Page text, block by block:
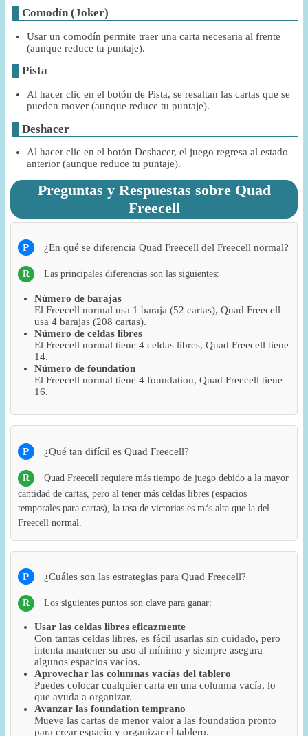
Comodín (Joker)
Usar un comodín permite traer una carta necesaria al frente
(aunque reduce tu puntaje).
Pista
Al hacer clic en el botón de Pista, se resaltan las cartas que se
pueden mover (aunque reduce tu puntaje).
Deshacer
Al hacer clic en el botón Deshacer, el juego regresa al estado
anterior (aunque reduce tu puntaje).
Preguntas y Respuestas sobre Quad
Freecell
P ¿En qué se diferencia Quad Freecell del Freecell normal?
R Las principales diferencias son las siguientes:
Número de barajas
El Freecell normal usa 1 baraja (52 cartas), Quad Freecell
usa 4 barajas (208 cartas).
Número de celdas libres
El Freecell normal tiene 4 celdas libres, Quad Freecell tiene
14.
Número de foundation
El Freecell normal tiene 4 foundation, Quad Freecell tiene
16.
P ¿Qué tan difícil es Quad Freecell?
R
Quad Freecell requiere más tiempo de juego debido a la mayor
cantidad de cartas, pero al tener más celdas libres (espacios
temporales para cartas), la tasa de victorias es más alta que la del
Freecell normal.
P ¿Cuáles son las estrategias para Quad Freecell?
R Los siguientes puntos son clave para ganar:
Usar las celdas libres eficazmente
Con tantas celdas libres, es fácil usarlas sin cuidado, pero
intenta mantener su uso al mínimo y siempre asegura
algunos espacios vacíos.
Aprovechar las columnas vacías del tablero
Puedes colocar cualquier carta en una columna vacía, lo
que ayuda a organizar.
Avanzar las foundation temprano
Mueve las cartas de menor valor a las foundation pronto
para crear espacio y organizar el tablero.